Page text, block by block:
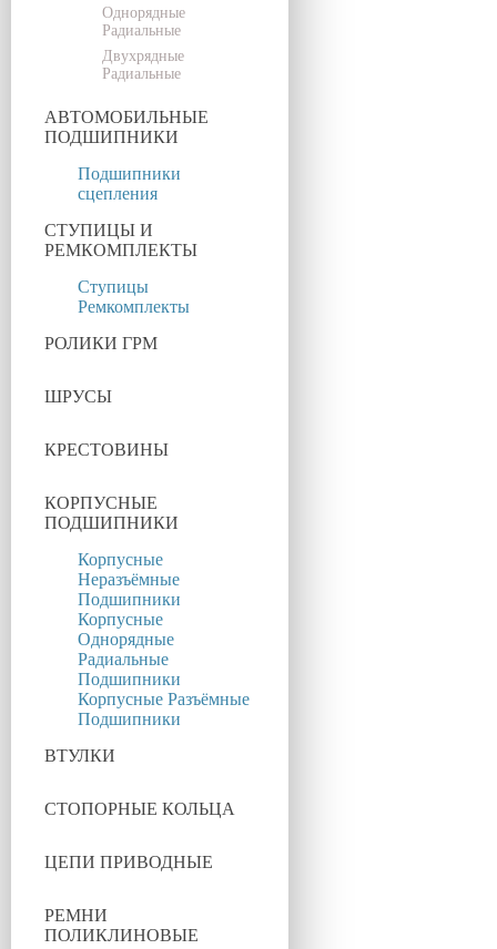
Однорядные
Радиальные
Двухрядные
Радиальные
АВТОМОБИЛЬНЫЕ
ПОДШИПНИКИ
Подшипники
сцепления
СТУПИЦЫ И
РЕМКОМПЛЕКТЫ
Ступицы
Ремкомплекты
РОЛИКИ ГРМ
ШРУСЫ
КРЕСТОВИНЫ
КОРПУСНЫЕ
ПОДШИПНИКИ
Корпусные
Неразъёмные
Подшипники
Корпусные
Однорядные
Радиальные
Подшипники
Корпусные Разъёмные
Подшипники
ВТУЛКИ
СТОПОРНЫЕ КОЛЬЦА
ЦЕПИ ПРИВОДНЫЕ
РЕМНИ
ПОЛИКЛИНОВЫЕ